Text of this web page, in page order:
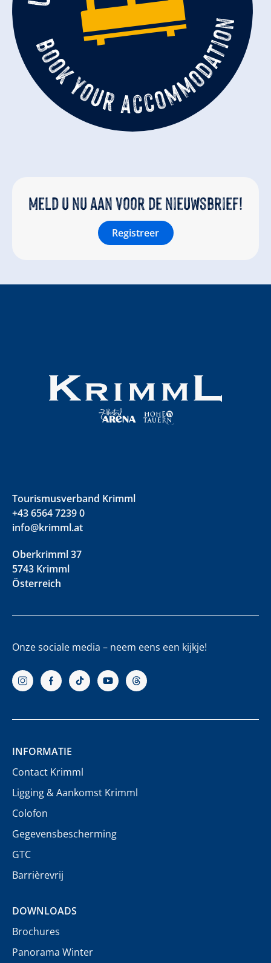
Meld u nu aan voor de nieuwsbrief!
Registreer
Tourismusverband Krimml
+43 6564 7239 0
info@krimml.at
Oberkrimml 37
5743 Krimml
Österreich
Onze sociale media – neem eens een kijkje!
INFORMATIE
Contact Krimml
Ligging & Aankomst Krimml
Colofon
Gegevensbescherming
GTC
Barrièrevrij
DOWNLOADS
Brochures
Panorama Winter